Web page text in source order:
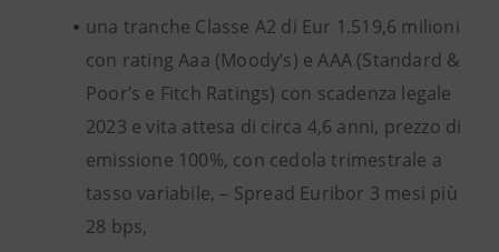
una tranche Classe A2 di Eur 1.519,6 milioni
con rating Aaa (Moody’s) e AAA (Standard &
Poor’s e Fitch Ratings) con scadenza legale
2023 e vita attesa di circa 4,6 anni, prezzo di
emissione 100%, con cedola trimestrale a
tasso variabile, – Spread Euribor 3 mesi più
28 bps,